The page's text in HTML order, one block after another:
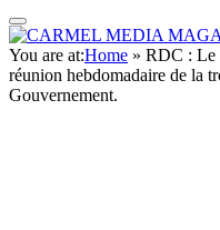
You are at:Home » RDC : Le
réunion hebdomadaire de la
Gouvernement.